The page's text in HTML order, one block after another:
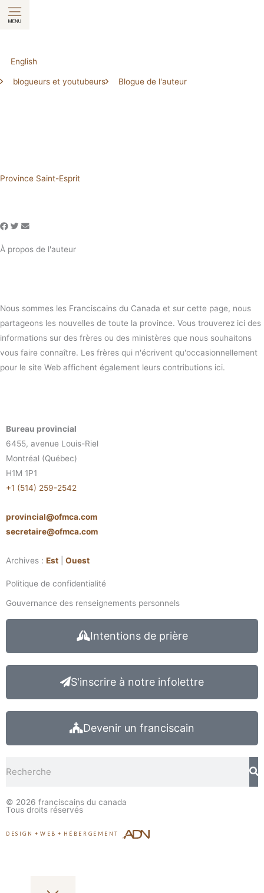
Aller
au
English
blogueurs et youtubeurs Blogue de l'auteur
Province Saint-Esprit
À propos de l'auteur
Nous sommes les Franciscains du Canada et sur cette page, nous
partageons les nouvelles de toute la province. Vous trouverez ici des
informations sur des frères ou des ministères que nous souhaitons
vous faire connaître. Les frères qui n'écrivent qu'occasionnellement
pour le site Web affichent également leurs contributions ici.
Bureau provincial
6455, avenue Louis-Riel
Montréal (Québec)
H1M 1P1
+1 (514) 259-2542
provincial@ofmca.com
secretaire@ofmca.com
Archives : Est Ouest
Politique de confidentialité
Gouvernance des renseignements personnels
Intentions de prière
S'inscrire à notre infolettre
Devenir un franciscain
© 2026 franciscains du canada
Tous droits réservés
DESIGN + WEB + HÉBERGEMENT